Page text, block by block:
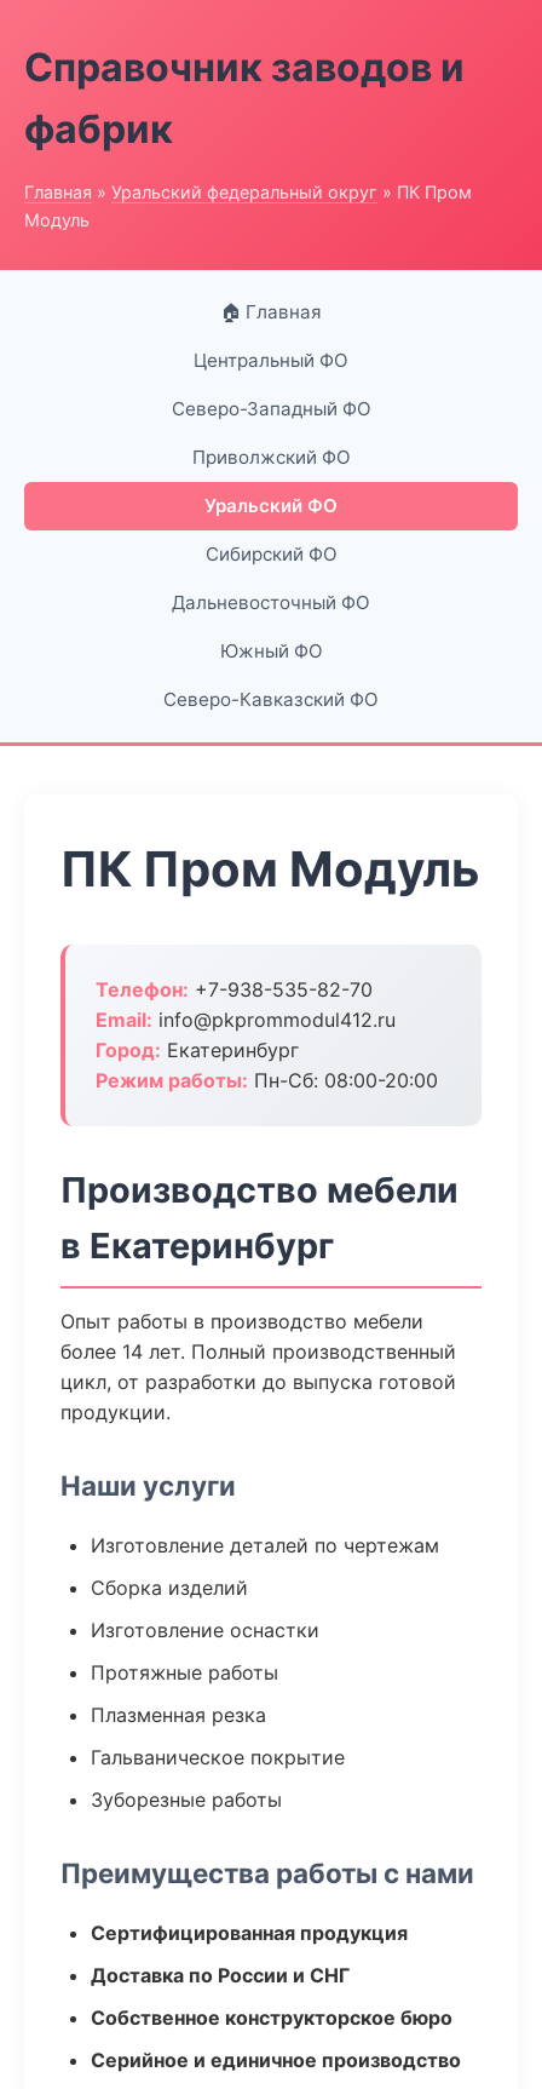
Справочник заводов и
фабрик
Главная » Уральский федеральный округ » ПК Пром
Модуль
🏠 Главная
Центральный ФО
Северо-Западный ФО
Приволжский ФО
Уральский ФО
Сибирский ФО
Дальневосточный ФО
Южный ФО
Северо-Кавказский ФО
ПК Пром Модуль
Телефон: +7-938-535-82-70
Email: info@pkprommodul412.ru
Город: Екатеринбург
Режим работы: Пн-Сб: 08:00-20:00
Производство мебели
в Екатеринбург
Опыт работы в производство мебели
более 14 лет. Полный производственный
цикл, от разработки до выпуска готовой
продукции.
Наши услуги
Изготовление деталей по чертежам
Сборка изделий
Изготовление оснастки
Протяжные работы
Плазменная резка
Гальваническое покрытие
Зуборезные работы
Преимущества работы с нами
Сертифицированная продукция
Доставка по России и СНГ
Собственное конструкторское бюро
Серийное и единичное производство